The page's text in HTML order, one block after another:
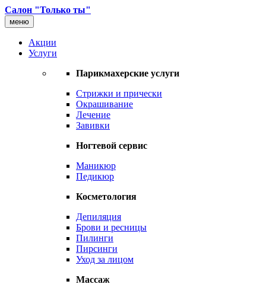
Салон "Только ты"
меню
Акции
Услуги
Парикмахерские услуги
Стрижки и прически
Окрашивание
Лечение
Завивки
Ногтевой сервис
Маникюр
Педикюр
Косметология
Депиляция
Брови и ресницы
Пилинги
Пирсинги
Уход за лицом
Массаж